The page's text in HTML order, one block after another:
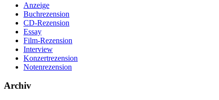
Anzeige
Buchrezension
CD-Rezension
Essay
Film-Rezension
Interview
Konzertrezension
Notenrezension
Archiv